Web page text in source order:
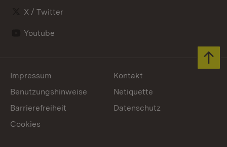
X / Twitter
Youtube
Impressum
Kontakt
Benutzungshinweise
Netiquette
Barrierefreiheit
Datenschutz
Cookies